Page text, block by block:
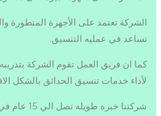
الشركة تعتمد على الأجهزة المتطورة
تساعد في عمليه التنسيق.
كما ان فريق العمل تقوم الشركة
لأداء خدمات تنسيق الحدائق بالشكل
شركتنا